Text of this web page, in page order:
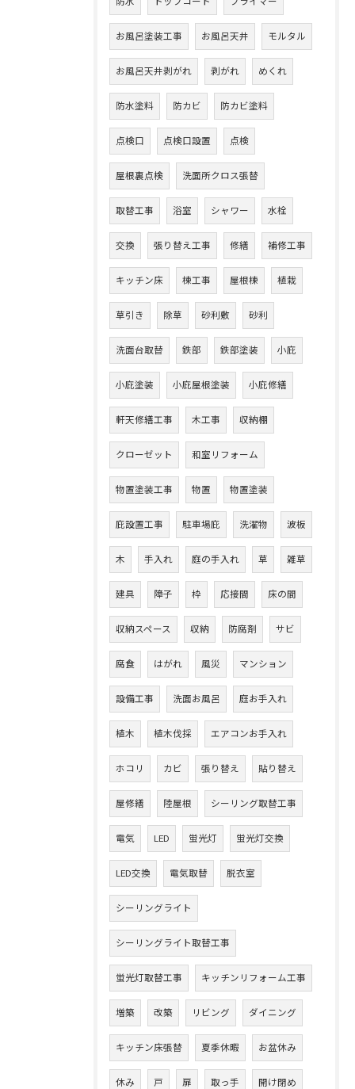
お風呂塗装工事 お風呂天井 モルタル
お風呂天井剥がれ 剥がれ めくれ
防水塗料 防カビ 防カビ塗料
点検口 点検口設置 点検
屋根裏点検 洗面所クロス張替
取替工事 浴室 シャワー 水栓
交換 張り替え工事 修繕 補修工事
キッチン床 棟工事 屋根棟 植栽
草引き 除草 砂利敷 砂利
洗面台取替 鉄部 鉄部塗装 小庇
小庇塗装 小庇屋根塗装 小庇修繕
軒天修繕工事 木工事 収納棚
クローゼット 和室リフォーム
物置塗装工事 物置 物置塗装
庇設置工事 駐車場庇 洗濯物 波板
木 手入れ 庭の手入れ 草 雑草
建具 障子 枠 応接間 床の間
収納スペース 収納 防腐剤 サビ
腐食 はがれ 風災 マンション
設備工事 洗面お風呂 庭お手入れ
植木 植木伐採 エアコンお手入れ
ホコリ カビ 張り替え 貼り替え
屋修繕 陸屋根 シーリング取替工事
電気 LED 蛍光灯 蛍光灯交換
LED交換 電気取替 脱衣室
シーリングライト
シーリングライト取替工事
蛍光灯取替工事 キッチンリフォーム工事
増築 改築 リビング ダイニング
キッチン床張替 夏季休暇 お盆休み
休み 戸 扉 取っ手 開け閉め